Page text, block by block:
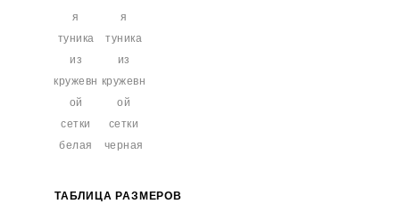
ТАБЛИЦА РАЗМЕРОВ